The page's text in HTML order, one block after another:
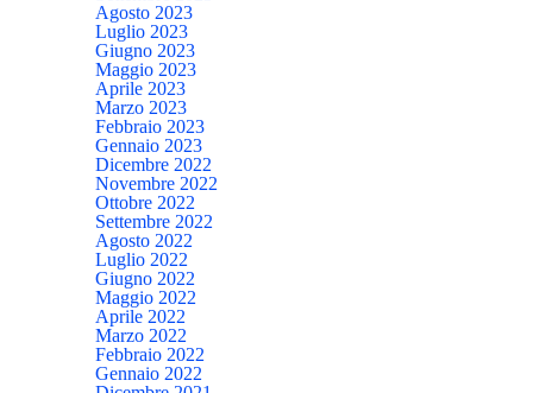
Agosto 2023
Luglio 2023
Giugno 2023
Maggio 2023
Aprile 2023
Marzo 2023
Febbraio 2023
Gennaio 2023
Dicembre 2022
Novembre 2022
Ottobre 2022
Settembre 2022
Agosto 2022
Luglio 2022
Giugno 2022
Maggio 2022
Aprile 2022
Marzo 2022
Febbraio 2022
Gennaio 2022